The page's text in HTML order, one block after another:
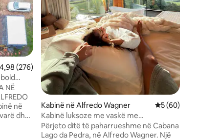
mesatar 4,98 nga 5, 276 vlerësime
4,98 (276)
NË
në
dhe
Kabinë në Alfredo Wagner Vlerësimi mesatar
5 (60)
Kabinë luksoze me vaskë me
hidromasazh dhe pamje nga liqeni.
Përjeto ditë të paharrueshme në Cabana
Lago da Pedra, në Alfredo Wagner. Një